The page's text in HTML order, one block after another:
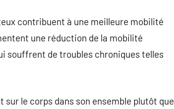
contribuent à une meilleure mobilité
une réduction de la mobilité
souffrent de troubles chroniques telles
le corps dans son ensemble plutôt que